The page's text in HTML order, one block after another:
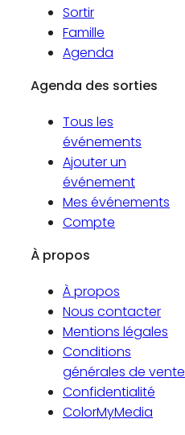
Sortir
Famille
Agenda
Agenda des sorties
Tous les
événements
Ajouter un
événement
Mes événements
Compte
À propos
À propos
Nous contacter
Mentions légales
Conditions
générales de vente
Confidentialité
ColorMyMedia